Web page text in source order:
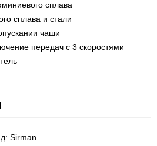
сплава
сплава и стали
чаши
передач с 3 скоростями
Sirman